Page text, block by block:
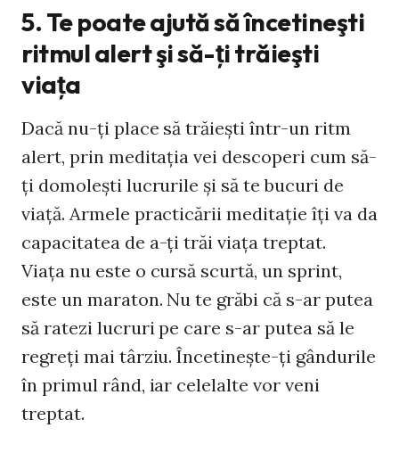
5. Te poate ajută să încetineşti
ritmul alert şi să-ţi trăieşti
viaţa
Dacă nu-ţi place să trăieşti într-un ritm
alert, prin meditaţia vei descoperi cum să-
ţi domoleşti lucrurile şi să te bucuri de
viaţă. Armele practicării meditaţie îţi va da
capacitatea de a-ţi trăi viaţa treptat.
Viaţa nu este o cursă scurtă, un sprint,
este un maraton. Nu te grăbi că s-ar putea
să ratezi lucruri pe care s-ar putea să le
regreţi mai târziu. Încetineşte-ţi gândurile
în primul rând, iar celelalte vor veni
treptat.